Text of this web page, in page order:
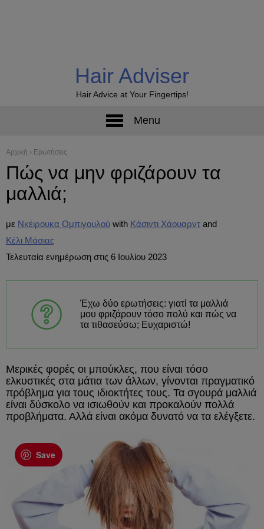
Hair Adviser
Hair Advice at Your Fingertips!
Menu
Αρχική › Ερωτήσεις
Πώς να μην φριζάρουν τα
μαλλιά;
με Νκέιρουκα Ομπιγουλού
Κάσιντι Χάουαρντ
Κέλι Μάσιας
Τελευταία ενημέρωση στις 6 Ιουλίου 2023
Έχω δύο ερωτήσεις: γιατί τα μαλλιά
μου φριζάρουν τόσο πολύ και πώς να
τα τιθασεύσω; Ευχαριστώ!
Μερικές φορές οι μπούκλες, που είναι τόσο
ελκυστικές στα μάτια των άλλων, γίνονται πραγματικό
πρόβλημα για τους ιδιοκτήτες τους. Τα σγουρά μαλλιά
είναι δύσκολο να ισιωθούν και προκαλούν πολλά
προβλήματα. Αλλά είναι ακόμα δυνατό να τα ελέγξετε.
Save